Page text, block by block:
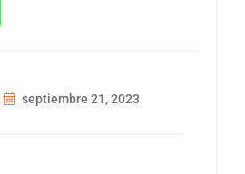
septiembre 21, 2023